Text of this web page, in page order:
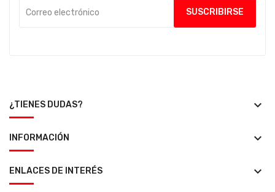
¿TIENES DUDAS? keyboard_arrow_down
INFORMACIÓN keyboard_arrow_down
ENLACES DE INTERÉS keyboard_arrow_down